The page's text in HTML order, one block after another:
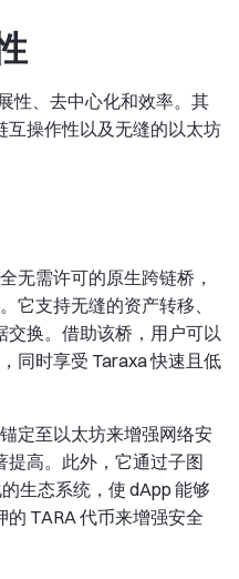
性、去中心化和效率。其
互操作性以及无缝的以太坊
无需许可的原生跨链桥，
它支持无缝的资产转移、
换。借助该桥，用户可以
同时享受 Taraxa 快速且低
定至以太坊来增强网络安
提高。此外，它通过子图
生态系统，使 dApp 能够
TARA 代币来增强安全